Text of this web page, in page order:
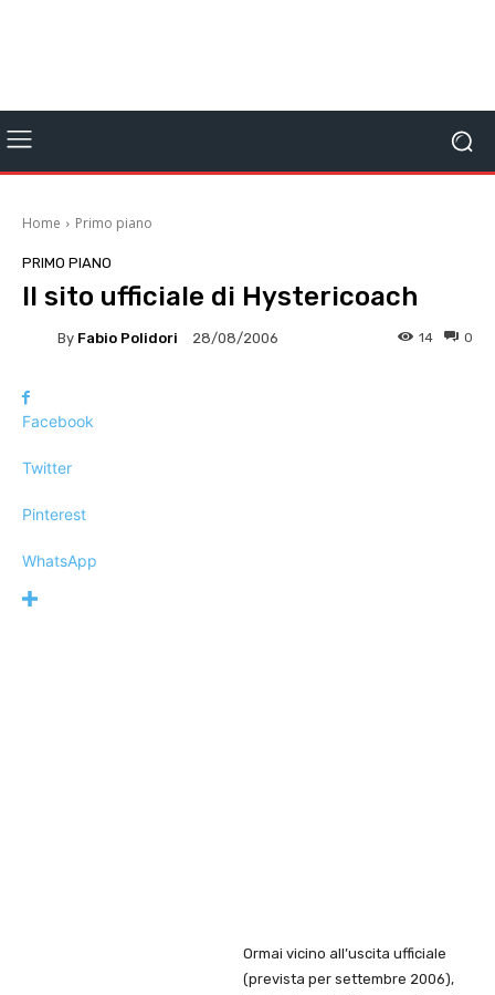
Home Primo piano
PRIMO PIANO
Il sito ufficiale di Hystericoach
By Fabio Polidori 28/08/2006 0
14
Facebook
Twitter
Pinterest
WhatsApp
Ormai vicino all’uscita ufficiale
(prevista per settembre 2006),